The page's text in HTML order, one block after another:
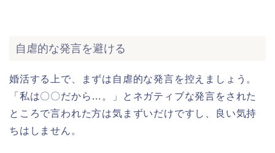
自虐的な発言を避ける
婚活する上で、まずは自虐的な発言を控えましょう。
「私は〇〇だから…。」とネガティブな発言をされた
ところで言われた方は気まずいだけですし、良い気持
ちはしません。